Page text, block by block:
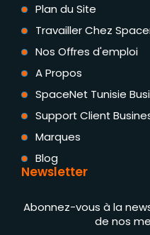
Plan du Site
Travailler Chez
Nos Offres d'emploi
A Propos
SpaceNet Tunisie
Support Client
Marques
Blog
Newsletter
Abonnez-vous à la
de nos